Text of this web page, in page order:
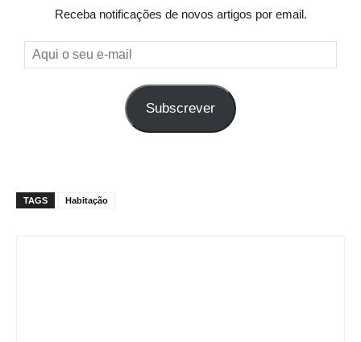
Receba notificações de novos artigos por email.
Aqui
o
Subscrever
TAGS Habitação